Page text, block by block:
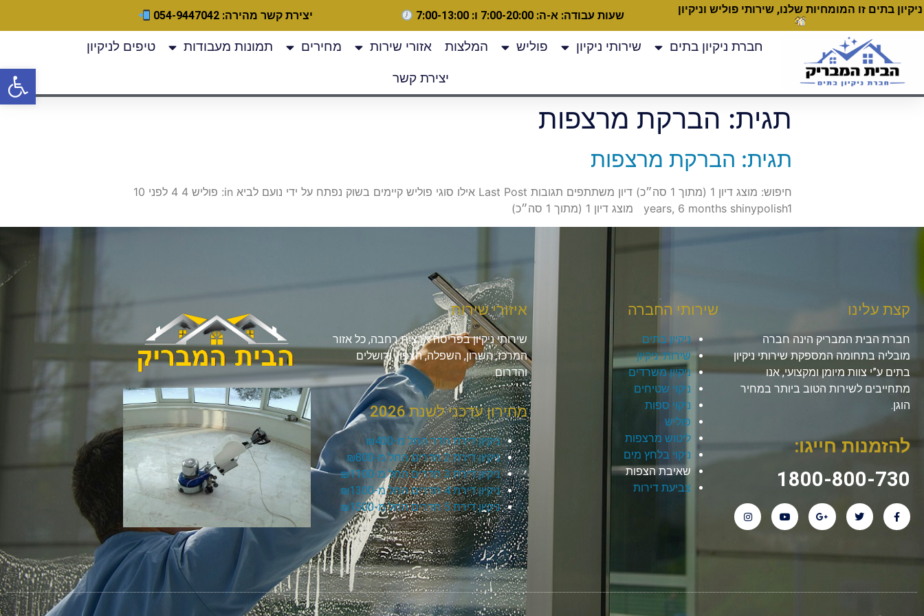
ניקיון בתים זו המומחיות שלנו, שירותי פוליש וניקיון שעות עבודה: א-ה: 7:00-20:00 ו: 7:00-13:00 יצירת קשר מהירה: 054-9447042
חברת ניקיון בתים שירותי ניקיון פוליש המלצות אזורי שירות מחירים תמונות מעבודות טיפים לניקיון
יצירת קשר
תגית: הברקת מרצפות
תגית: הברקת מרצפות
חיפוש: מוצג דיון 1 (מתוך 1 סה״כ) דיון משתתפים תגובות Last Post אילו סוגי פוליש קיימים בשוק נפתח על ידי נועם לביא in: פוליש 4 4 לפני 10
years, 6 months shinypolish1 מוצג דיון 1 (מתוך 1 סה״כ)
קצת עלינו
חברת הבית המבריק הינה חברה
מובליה בתחומה המספקת שירותי ניקיון
בתים ע”י צוות מיומן ומקצועי, אנו
מתחייבים לשירות הטוב ביותר במחיר
הוגן.
להזמנות חייגו:
1800-800-730
שירותי החברה
ניקיון בתים
שירותי ניקיון
ניקיון משרדים
ניקוי שטיחים
ניקוי ספות
פוליש
ליטוש מרצפות
ניקוי בלחץ מים
שאיבת הצפות
צביעת דירות
איזורי שירות
שירותי ניקיון בפריסה ארצית רחבה, כל אזור
המרכז, השרון, השפלה, הצפון, ירושלים
והדרום.
מחירון עדכני לשנת 2026
ניקיון דירת חדר החל מ-₪400
ניקיון דירת 2 חדרים החל מ-₪800
ניקיון דירת 3 חדרים החל מ-₪1100
ניקיון דירת 4 חדרים החל מ-₪1300
ניקיון דירת 5 חדרים החל מ-₪1500